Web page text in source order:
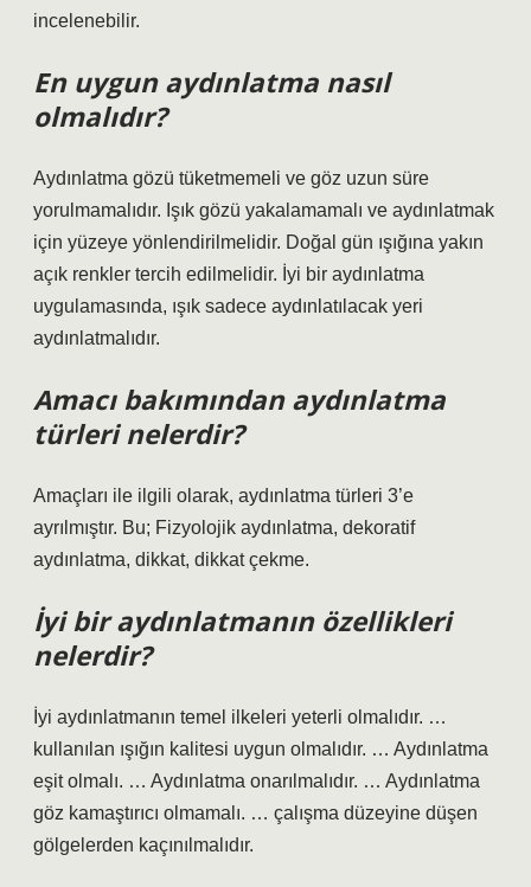
incelenebilir.
En uygun aydınlatma nasıl
olmalıdır?
Aydınlatma gözü tüketmemeli ve göz uzun süre
yorulmamalıdır. Işık gözü yakalamamalı ve aydınlatmak
için yüzeye yönlendirilmelidir. Doğal gün ışığına yakın
açık renkler tercih edilmelidir. İyi bir aydınlatma
uygulamasında, ışık sadece aydınlatılacak yeri
aydınlatmalıdır.
Amacı bakımından aydınlatma
türleri nelerdir?
Amaçları ile ilgili olarak, aydınlatma türleri 3’e
ayrılmıştır. Bu; Fizyolojik aydınlatma, dekoratif
aydınlatma, dikkat, dikkat çekme.
İyi bir aydınlatmanın özellikleri
nelerdir?
İyi aydınlatmanın temel ilkeleri yeterli olmalıdır. …
kullanılan ışığın kalitesi uygun olmalıdır. … Aydınlatma
eşit olmalı. … Aydınlatma onarılmalıdır. … Aydınlatma
göz kamaştırıcı olmamalı. … çalışma düzeyine düşen
gölgelerden kaçınılmalıdır.